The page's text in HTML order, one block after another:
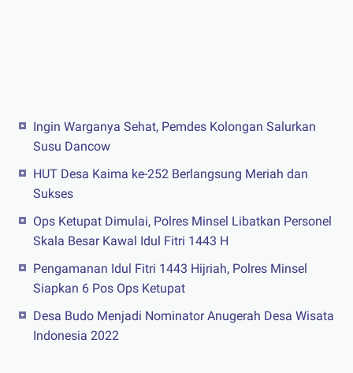
Ingin Warganya Sehat, Pemdes Kolongan Salurkan
Susu Dancow
HUT Desa Kaima ke-252 Berlangsung Meriah dan
Sukses
Ops Ketupat Dimulai, Polres Minsel Libatkan Personel
Skala Besar Kawal Idul Fitri 1443 H
Pengamanan Idul Fitri 1443 Hijriah, Polres Minsel
Siapkan 6 Pos Ops Ketupat
Desa Budo Menjadi Nominator Anugerah Desa Wisata
Indonesia 2022